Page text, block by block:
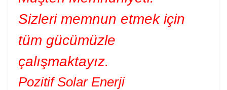
Sizleri memnun etmek için
tüm gücümüzle
çalışmaktayız.
Pozitif Solar Enerji